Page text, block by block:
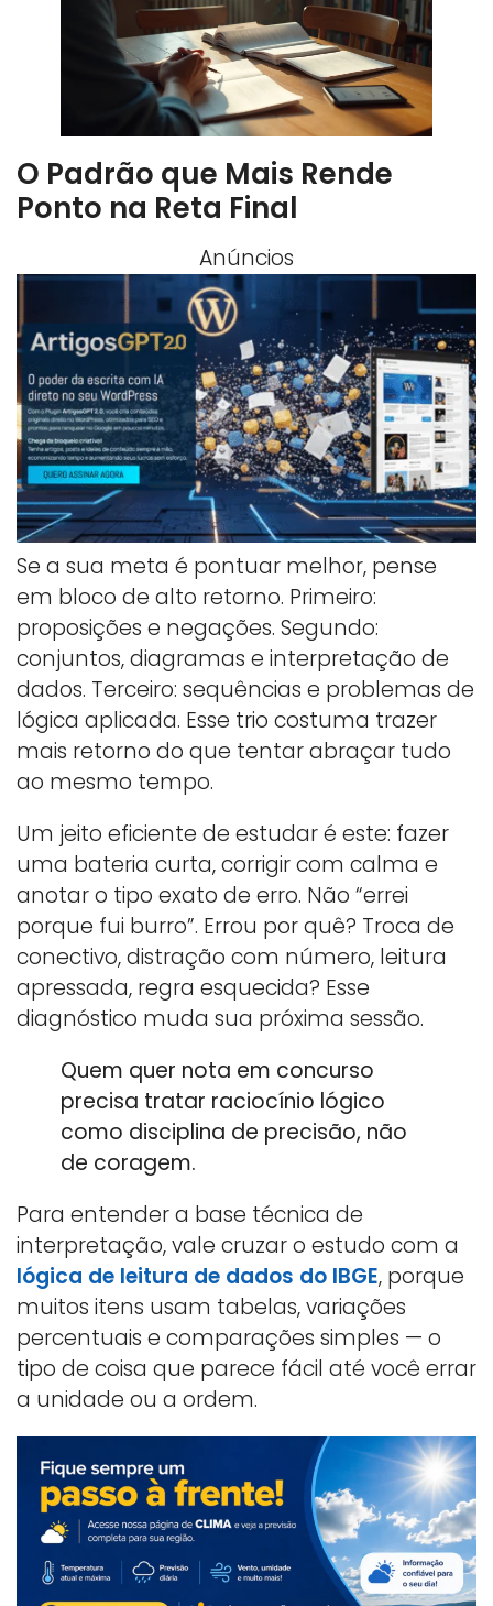
O Padrão que Mais Rende
Ponto na Reta Final
Anúncios
Se a sua meta é pontuar melhor, pense
em bloco de alto retorno. Primeiro:
proposições e negações. Segundo:
conjuntos, diagramas e interpretação de
dados. Terceiro: sequências e problemas de
lógica aplicada. Esse trio costuma trazer
mais retorno do que tentar abraçar tudo
ao mesmo tempo.
Um jeito eficiente de estudar é este: fazer
uma bateria curta, corrigir com calma e
anotar o tipo exato de erro. Não “errei
porque fui burro”. Errou por quê? Troca de
conectivo, distração com número, leitura
apressada, regra esquecida? Esse
diagnóstico muda sua próxima sessão.
Quem quer nota em concurso
precisa tratar raciocínio lógico
como disciplina de precisão, não
de coragem.
Para entender a base técnica de
interpretação, vale cruzar o estudo com a
lógica de leitura de dados do IBGE, porque
muitos itens usam tabelas, variações
percentuais e comparações simples — o
tipo de coisa que parece fácil até você errar
a unidade ou a ordem.